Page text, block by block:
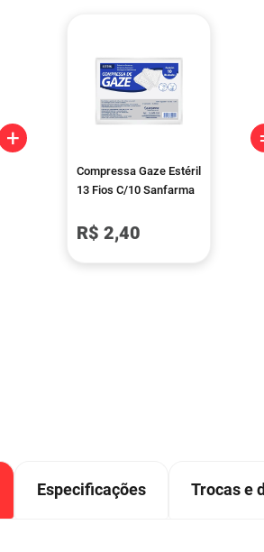
+
Compressa Gaze Estéril
13 Fios C/10 Sanfarma
R$ 2,40
Especificações Trocas e